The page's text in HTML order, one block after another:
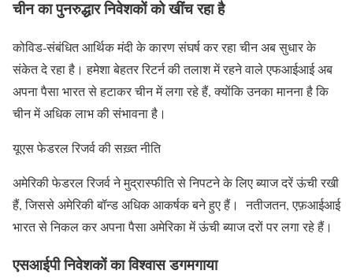
चीन का पुनरुद्धार निवेशकों को खींच रहा है
कोविड-संबंधित आर्थिक मंदी के कारण संघर्ष कर रहा चीन अब सुधार के
संकेत दे रहा है। हमेशा बेहतर रिटर्न की तलाश में रहने वाले एफआईआई अब
अपना पैसा भारत से हटाकर चीन में लगा रहे हैं, क्योंकि उनका मानना ​​है कि
चीन में अधिक लाभ की संभावना है।
यूएस फेडरल रिजर्व की सख़्त नीति
अमेरिकी फेडरल रिजर्व ने मुद्रास्फीति से निपटने के लिए ब्याज दरें ऊंची रखी
हैं, जिससे अमेरिकी बॉन्ड अधिक आकर्षक बने हुए हैं। नतीजतन, एफ़आईआई
भारत से निकल कर अपना पैसा अमेरिका में ऊंची ब्याज दरों पर लगा रहे हैं।
एसआईपी निवेशकों का विश्वास डगमगाया